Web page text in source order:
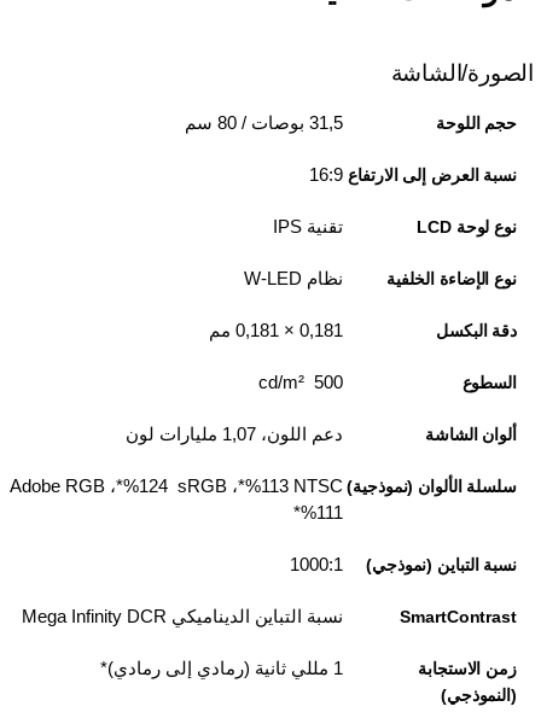
الصورة/الشاشة
حجم اللوحة 31,5 بوصات / 80 سم
نسبة العرض إلى الارتفاع 16:9
نوع لوحة LCD تقنية IPS
نوع الإضاءة الخلفية نظام W-LED
دقة البكسل 0,181 × 0,181 مم
السطوع 500 cd/m²
ألوان الشاشة دعم اللون، 1,07 مليارات لون
سلسلة الألوان (نموذجية)
NTSC ‏113‏%*، sRGB ‏ 124‏%*، Adobe RGB
نسبة التباين (نموذجي) 1000:1
SmartContrast نسبة التباين الديناميكي Mega Infinity DCR
زمن الاستجابة
(النموذجي)
1 مللي ثانية (رمادي إلى رمادي)*